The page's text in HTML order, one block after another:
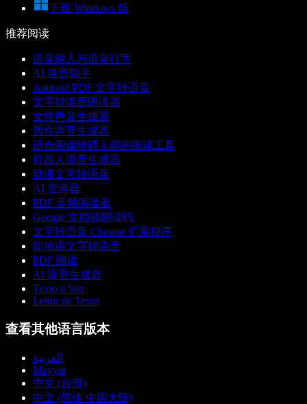
下载 Windows 版
推荐阅读
语音输入与语音打字
AI 语音助手
Android PDF 文字转语音
文字转语音朗读器
女性声音生成器
男性声音生成器
适合阅读障碍人群的阅读工具
机器人语音生成器
动漫文字转语音
AI 变声器
PDF 音频阅读器
Google 文档能朗读吗
文字转语音 Chrome 扩展程序
印地语文字转语音
PDF 朗读
AI 语音生成器
Texto a Voz
Leitor de Texto
查看其他语言版本
العربية
Magyar
中文 (台灣)
中文 (简体 中国大陆)